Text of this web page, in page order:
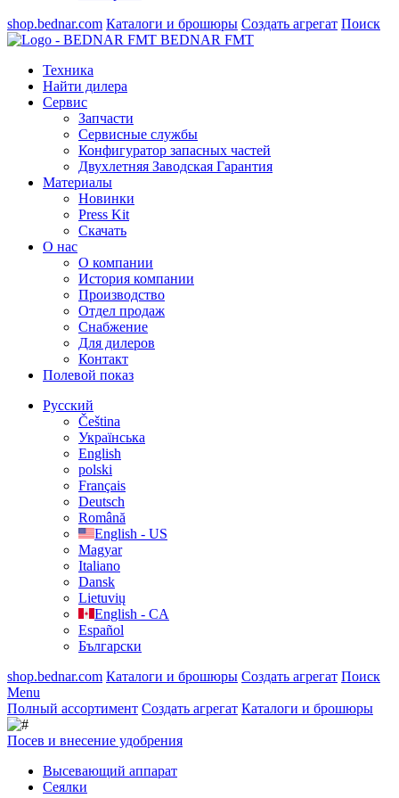
shop.bednar.com Каталоги и брошюры Создать агрегат Поиск
BEDNAR FMT
Техника
Найти дилера
Сервис
Запчасти
Сервисные службы
Конфигуратор запасных частей
Двухлетняя Заводская Гарантия
Материалы
Новинки
Press Kit
Скачать
О нас
О компании
История компании
Производство
Отдел продаж
Cнабжение
Для дилеров
Контакт
Полевой показ
Русский
Čeština
Українська
English
polski
Français
Deutsch
Română
English - US
Magyar
Italiano
Dansk
Lietuvių
English - CA
Español
Български
shop.bednar.com Каталоги и брошюры Создать агрегат Поиск
Menu
Полный ассортимент Создать агрегат Каталоги и брошюры
Посев и внесение удобрения
Высевающий аппарат
Сеялки